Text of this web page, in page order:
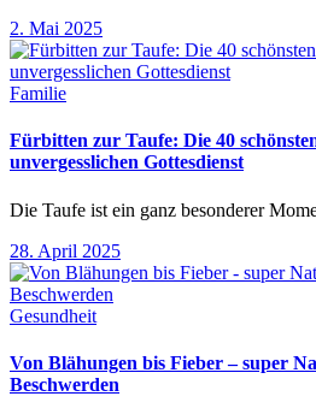
2. Mai 2025
Familie
Fürbitten zur Taufe: Die 40
unvergesslichen Gottesdienst
Die Taufe ist ein ganz besonderer
28. April 2025
Gesundheit
Von Blähungen bis Fieber – super
Beschwerden